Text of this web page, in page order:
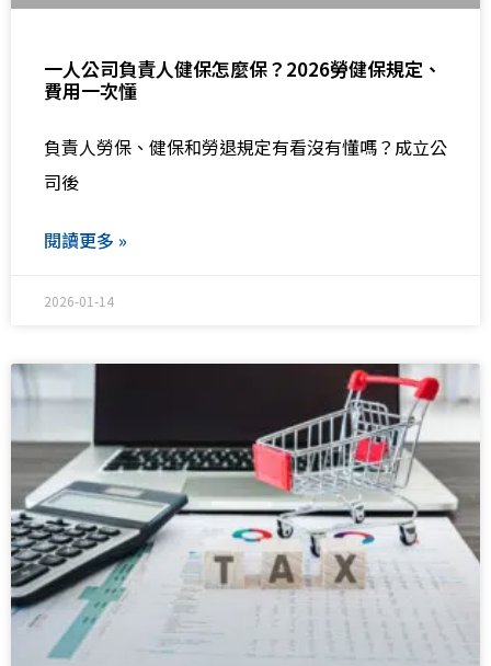
一人公司負責人健保怎麼保？2026勞健保規定、
費用一次懂
負責人勞保、健保和勞退規定有看沒有懂嗎？成立公
司後
閱讀更多 »
2026-01-14